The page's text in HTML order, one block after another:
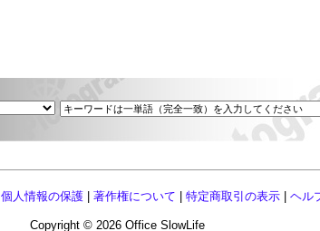
個人情報の保護 著作権について 特定商取引の表示 ヘル
Copyright © 2026 Office SlowLife